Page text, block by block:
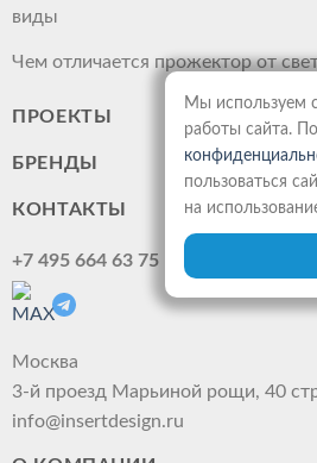
виды
Чем отличается прожектор от
ПРОЕКТЫ
БРЕНДЫ
КОНТАКТЫ
+7 495 664 63 75
Москва
3-й проезд Марьиной рощи, 40
info@insertdesign.ru
Мы используем
работы сайта.
пользоваться
на